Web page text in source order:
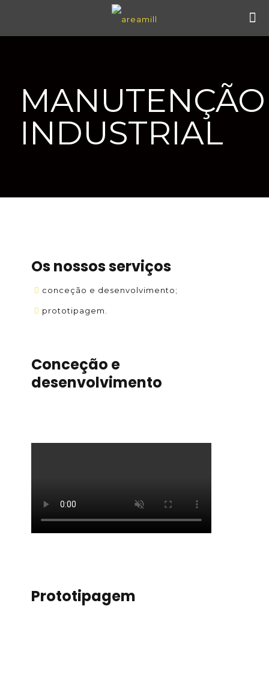
MANUTENÇÃO
INDUSTRIAL
Os nossos serviços
conceção e desenvolvimento;
prototipagem.
Conceção e
desenvolvimento
Prototipagem